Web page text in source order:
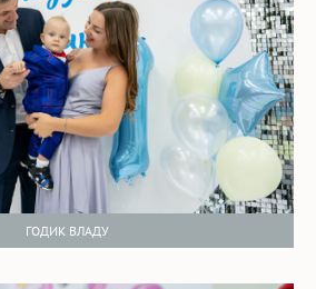
ГОДИК ВЛАДУ